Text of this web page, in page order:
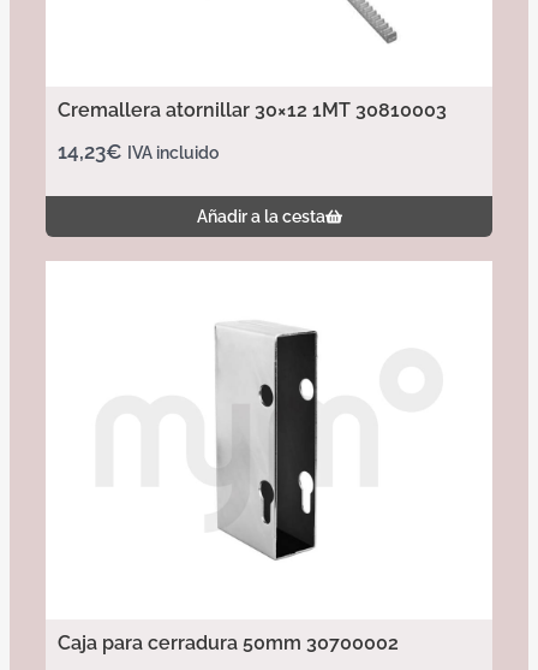
Cremallera atornillar 30×12 1MT 30810003
14,23€ IVA incluido
Añadir a la cesta
Caja para cerradura 50mm 30700002